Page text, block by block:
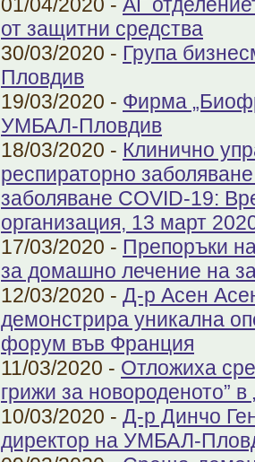
от защитни средства
30/03/2020 - Група
Пловдив
19/03/2020 - Фирма
УМБАЛ-Пловдив
18/03/2020 - Клинично
респираторно
заболяване COVID-19:
организация, 13 март
17/03/2020 - Препоръки
за домашно лечение на
12/03/2020 - Д-р Асен
демонстрира уникална
форум във Франция
11/03/2020 - Отложиха
грижи за новороденото”
10/03/2020 - Д-р Динчо
директор на УМБАЛ-